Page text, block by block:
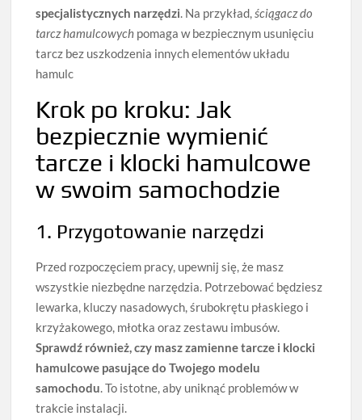
specjalistycznych narzędzi. Na przykład,ściągacz do
tarcz hamulcowych pomaga w bezpiecznym usunięciu
tarcz bez uszkodzenia innych elementów układu
hamulc
Krok po kroku: Jak
bezpiecznie wymienić
tarcze i klocki hamulcowe
w swoim samochodzie
1. Przygotowanie narzędzi
Przed rozpoczęciem pracy, upewnij się, że masz
wszystkie niezbędne narzędzia. Potrzebować będziesz
lewarka, kluczy nasadowych, śrubokrętu płaskiego i
krzyżakowego, młotka oraz zestawu imbusów.
Sprawdź również, czy masz zamienne tarcze i klocki
hamulcowe pasujące do Twojego modelu
samochodu. To istotne, aby uniknąć problemów w
trakcie instalacji.